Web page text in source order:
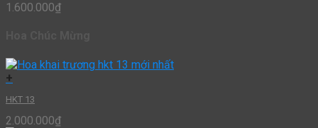
1.600.000₫
+
HKT 13
2.000.000₫